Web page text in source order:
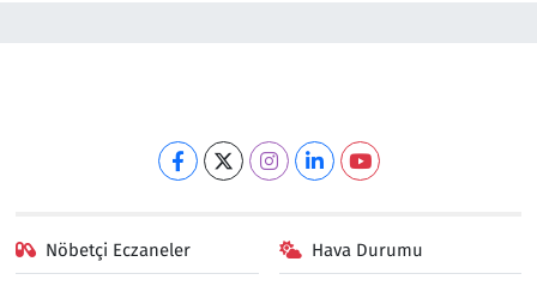
Nöbetçi Eczaneler Hava Durumu